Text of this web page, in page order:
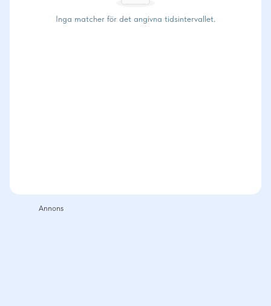
Inga matcher för det angivna tidsintervallet.